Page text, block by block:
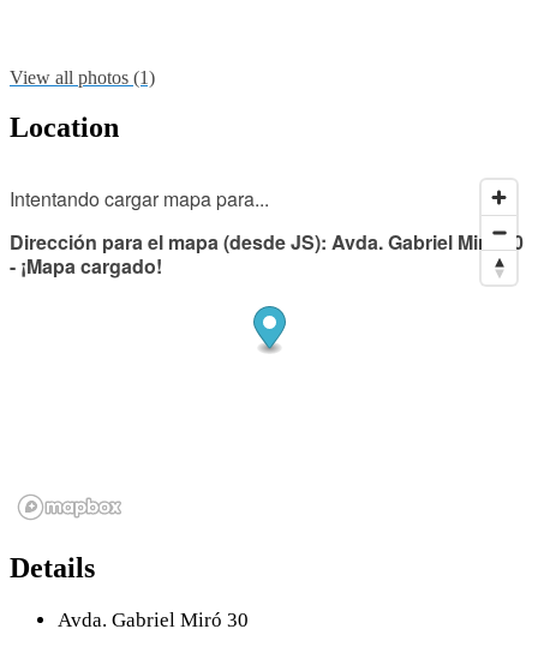
View all photos (1)
Location
Intentando cargar mapa para...
Dirección para el mapa (desde JS): Avda. Gabriel Miró 30
- ¡Mapa cargado!
Details
Avda. Gabriel Miró 30